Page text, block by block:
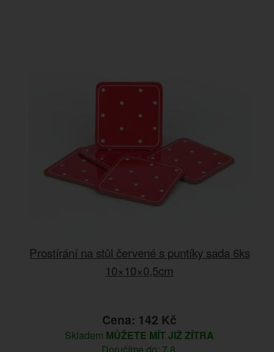
Prostírání na stůl červené s puntíky sada 6ks
10×10×0,5cm
Cena: 142 Kč
Skladem MŮŽETE MÍT JIŽ ZÍTRA